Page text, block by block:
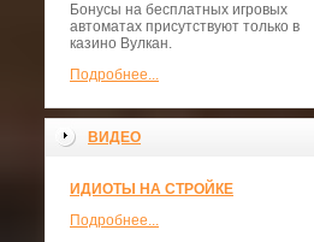
Бонусы на бесплатных игровых
автоматах присутствуют только в
казино Вулкан.
Подробнее...
ВИДЕО
ИДИОТЫ НА СТРОЙКЕ
Подробнее...